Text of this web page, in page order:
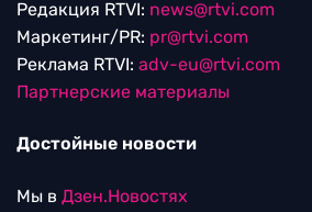
Редакция RTVI: news@rtvi.com
Маркетинг/PR: pr@rtvi.com
Реклама RTVI: adv-eu@rtvi.com
Партнерские материалы
Достойные новости
Мы в Дзен.Новостях